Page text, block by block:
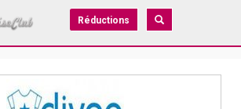
Réductions